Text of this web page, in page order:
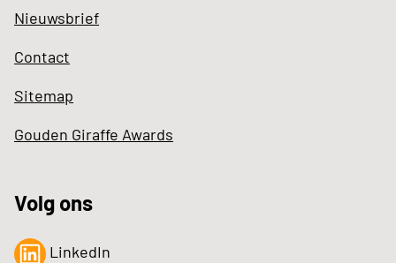
Nieuwsbrief
Contact
Sitemap
Gouden Giraffe Awards
Volg ons
LinkedIn